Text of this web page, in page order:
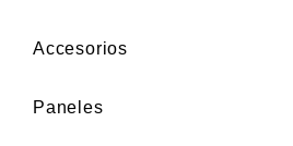
Accesorios
Paneles